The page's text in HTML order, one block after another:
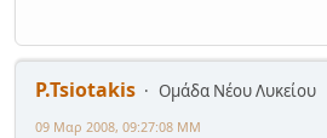
P.Tsiotakis
Ομάδα Νέου Λυκείου
09 Μαρ 2008, 09:27:08 ΜΜ